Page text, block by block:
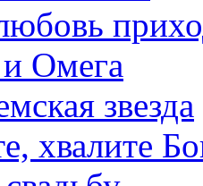
Омега
звезда
хвалите